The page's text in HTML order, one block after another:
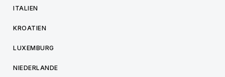
ITALIEN
KROATIEN
LUXEMBURG
NIEDERLANDE